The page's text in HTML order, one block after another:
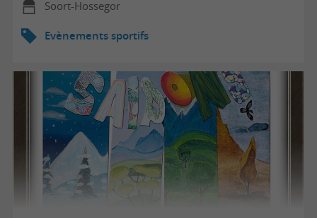
Soort-Hossegor
Evènements sportifs